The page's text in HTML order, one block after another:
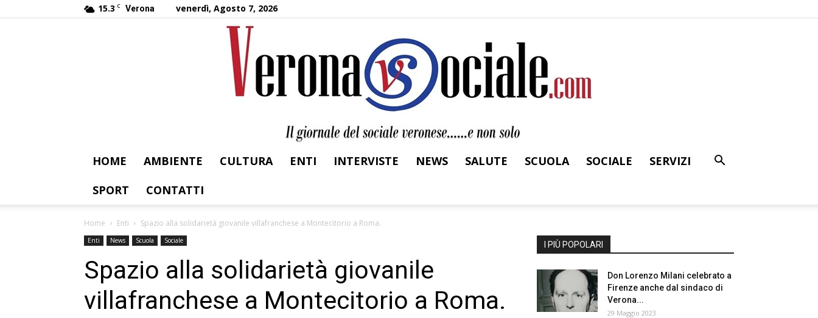
15.3 C Verona venerdì, Agosto 7, 2026
Sociale
HOME AMBIENTE CULTURA ENTI INTERVISTE NEWS SALUTE SCUOLA SOCIALE
SERVIZI
SPORT
CONTATTI
Home Enti Spazio alla solidarietà giovanile villafranchese a Montecitorio a Roma.
Enti News Scuola Sociale
Spazio alla solidarietà giovanile
villafranchese a Montecitorio a Roma.
I PIÙ POPOLARI
Don Lorenzo Milani celebrato a
Firenze anche dal sindaco di
Verona...
29 Maggio 2023